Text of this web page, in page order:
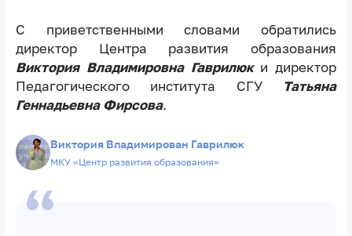
С приветственными словами обратились
директор Центра развития образования
Виктория Владимировна Гаврилюки директор
Педагогического института СГУ Татьяна
Геннадьевна Фирсова.
Виктория Владимирован Гаврилюк
МКУ «Центр развития образования»